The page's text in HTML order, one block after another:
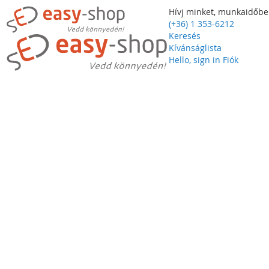
Hívj minket,
(+36) 1 353-6212
Keresés
Kívánságlista
Hello, sign in Fiók